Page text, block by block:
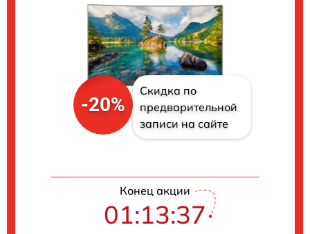
-20%
Скидка по
предварительной
записи на сайте
Конец акции
01:13:36